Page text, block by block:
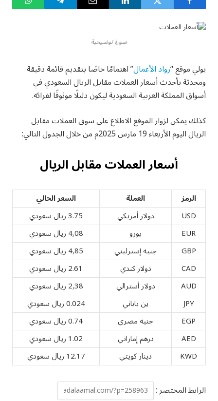
صورة توضيحية
يولي موقع “رواد الأعمال” اهتمامًا خاصًا بتقديم قائمة دقيقة
ومحدثة بأحدث أسعار العملات مقابل الريال السعودي في
أسواق المملكة العربية السعودية ليكون دليلًا موثوقًا لقرائه.
كذلك يمكن لزوار الموقع الاطلاع على سوق العملات مقابل
الريال اليوم الأربعاء 19 مارس 2025م من خلال الجدول التالي:
أسعار العملات مقابل الريال
الرمز العملة
السعر الحالي
USD
دولار أمريكي
3.75 ريال سعودي
EUR
يورو
4٫08 ريال سعودي
GBP
جنيه إسترليني
4٫85 ريال سعودي
CAD
دولار كندي
2.61 ريال سعودي
AUD
دولار أسترالي
2٫38 ريال سعودي
JPY
ين ياباني
0.024 ريال سعودي
EGP
جنيه مصري
0.74 ريال سعودي
AED
درهم إماراتي
1.02 ريال سعودي
KWD
دينار كويتي 12.17 ريال سعودي
الرابط المختصر :